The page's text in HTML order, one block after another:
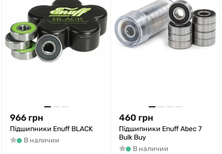
966 грн
Підшипники Enuff BLACK
В наличии
460 грн
Підшипники Enuff Abec 7
Bulk Buy
В наличии